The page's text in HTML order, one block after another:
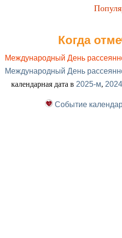
Когда
Международный День
Международный День
календарная дата в 2025-м,
Событие